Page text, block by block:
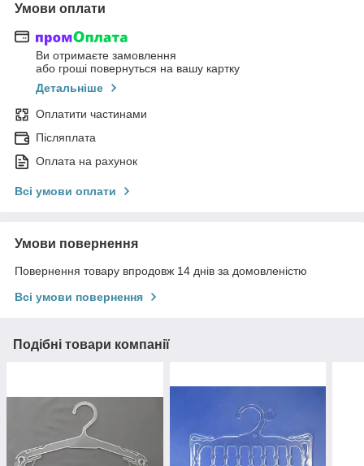
Умови оплати
Ви отримаєте замовлення
або гроші повернуться на вашу картку
Детальніше
Оплатити частинами
Післяплата
Оплата на рахунок
Всі умови оплати
Умови повернення
Повернення товару впродовж 14 днів за домовленістю
Всі умови повернення
Подібні товари компанії